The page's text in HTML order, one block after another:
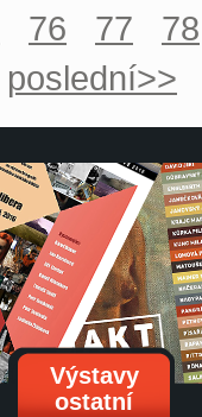
76 77
78
poslední>>
Výstavy
ostatní